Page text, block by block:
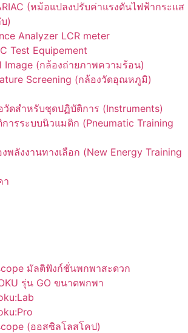
(หม้อแปลงปรับค่าแรงดันไฟฟ้ากระแส
)
Analyzer LCR meter
Test Equipement
Image (กล้องถ่ายภาพความร้อน)
Screening (กล้องวัดอุณหภูมิ)
วัดสำหรับชุดปฏิบัติการ (Instruments)
ารระบบนิวแมติก (Pneumatic Training
พลังงานทางเลือก (New Energy Training
า
มัลติฟังก์ชั่นพกพาสะดวก
รุ่น GO ขนาดพกพา
(ออสซิลโลสโคป)